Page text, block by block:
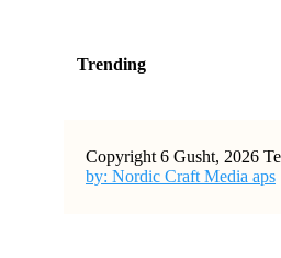
Trending
Copyright 6 Gusht, 2026
by: Nordic Craft Media aps